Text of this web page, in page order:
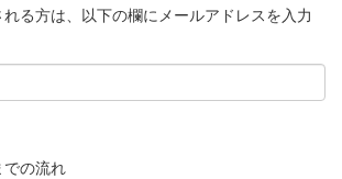
る方は、以下の欄にメールアドレスを入力
の流れ